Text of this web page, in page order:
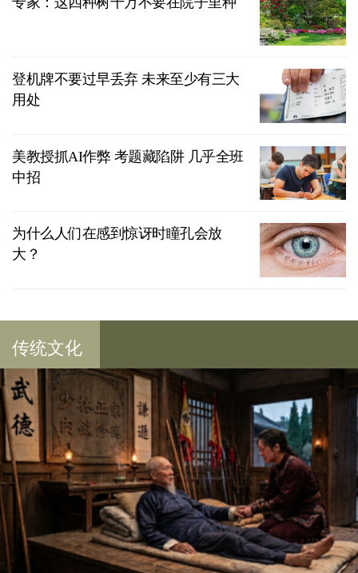
登机牌不要过早丢弃 未来至少有三大
用处
美教授抓AI作弊 考题藏陷阱 几乎全班
中招
为什么人们在感到惊讶时瞳孔会放
大？
传统文化